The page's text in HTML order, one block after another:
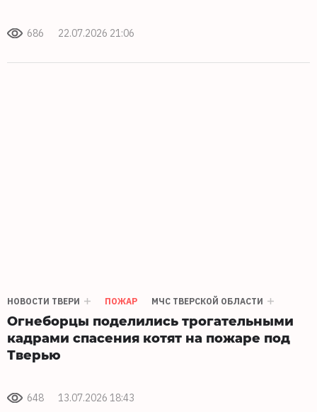
686 22.07.2026 21:06
НОВОСТИ ТВЕРИ ПОЖАР МЧС ТВЕРСКОЙ ОБЛАСТИ
Огнеборцы поделились трогательными
кадрами спасения котят на пожаре под
Тверью
648 13.07.2026 18:43